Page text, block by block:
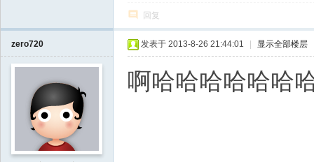
回复
zero720 发表于 2013-8-26 21:44:01 显示全部楼层
啊哈哈哈哈哈哈